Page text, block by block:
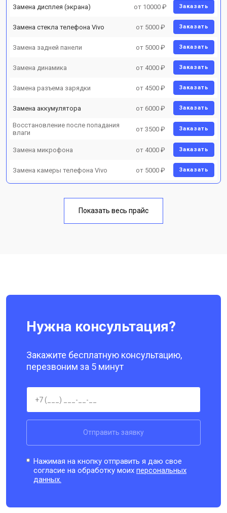
Замена дисплея (экрана) от 10000 ₽ Заказать
Замена стекла телефона Vivo от 5000 ₽ Заказать
Замена задней панели от 5000 ₽ Заказать
Замена динамика от 4000 ₽ Заказать
Замена разъема зарядки от 4500 ₽ Заказать
Замена аккумулятора от 6000 ₽ Заказать
Восстановление после попадания
влаги
от 3500 ₽ Заказать
Замена микрофона от 4000 ₽ Заказать
Замена камеры телефона Vivo от 5000 ₽ Заказать
Показать весь прайс
Нужна консультация?
Закажите бесплатную консультацию,
перезвоним за 5 минут
Отправить заявку
Нажимая на кнопку отправить я даю свое
согласие на обработку моихперсональных
данных.